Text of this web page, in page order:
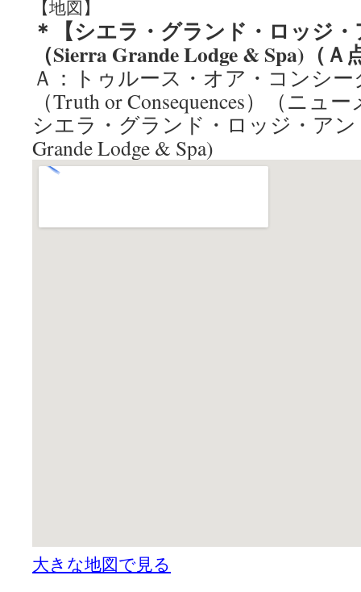
【地図】
＊【シエラ・グランド・ロッジ
（Sierra Grande Lodge & Spa)（
Ａ：トゥルース・オア・コンシ
（Truth or Consequences）（ニュ
シエラ・グランド・ロッジ・アン
Grande Lodge & Spa)
大きな地図で見る